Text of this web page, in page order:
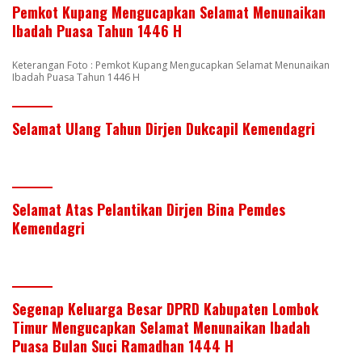
Pemkot Kupang Mengucapkan Selamat Menunaikan
Ibadah Puasa Tahun 1446 H
Keterangan Foto : Pemkot Kupang Mengucapkan Selamat Menunaikan
Ibadah Puasa Tahun 1446 H
Selamat Ulang Tahun Dirjen Dukcapil Kemendagri
Selamat Atas Pelantikan Dirjen Bina Pemdes
Kemendagri
Segenap Keluarga Besar DPRD Kabupaten Lombok
Timur Mengucapkan Selamat Menunaikan Ibadah
Puasa Bulan Suci Ramadhan 1444 H